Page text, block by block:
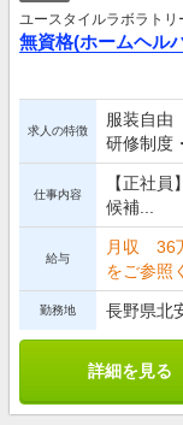
ユースタイルラボラトリ
無資格(ホームヘル
求人の特徴
服装自由
研修制度
仕事内容
【正社
候補...
給与
月収 36
をご参照
勤務地 長野県北
詳細を見る